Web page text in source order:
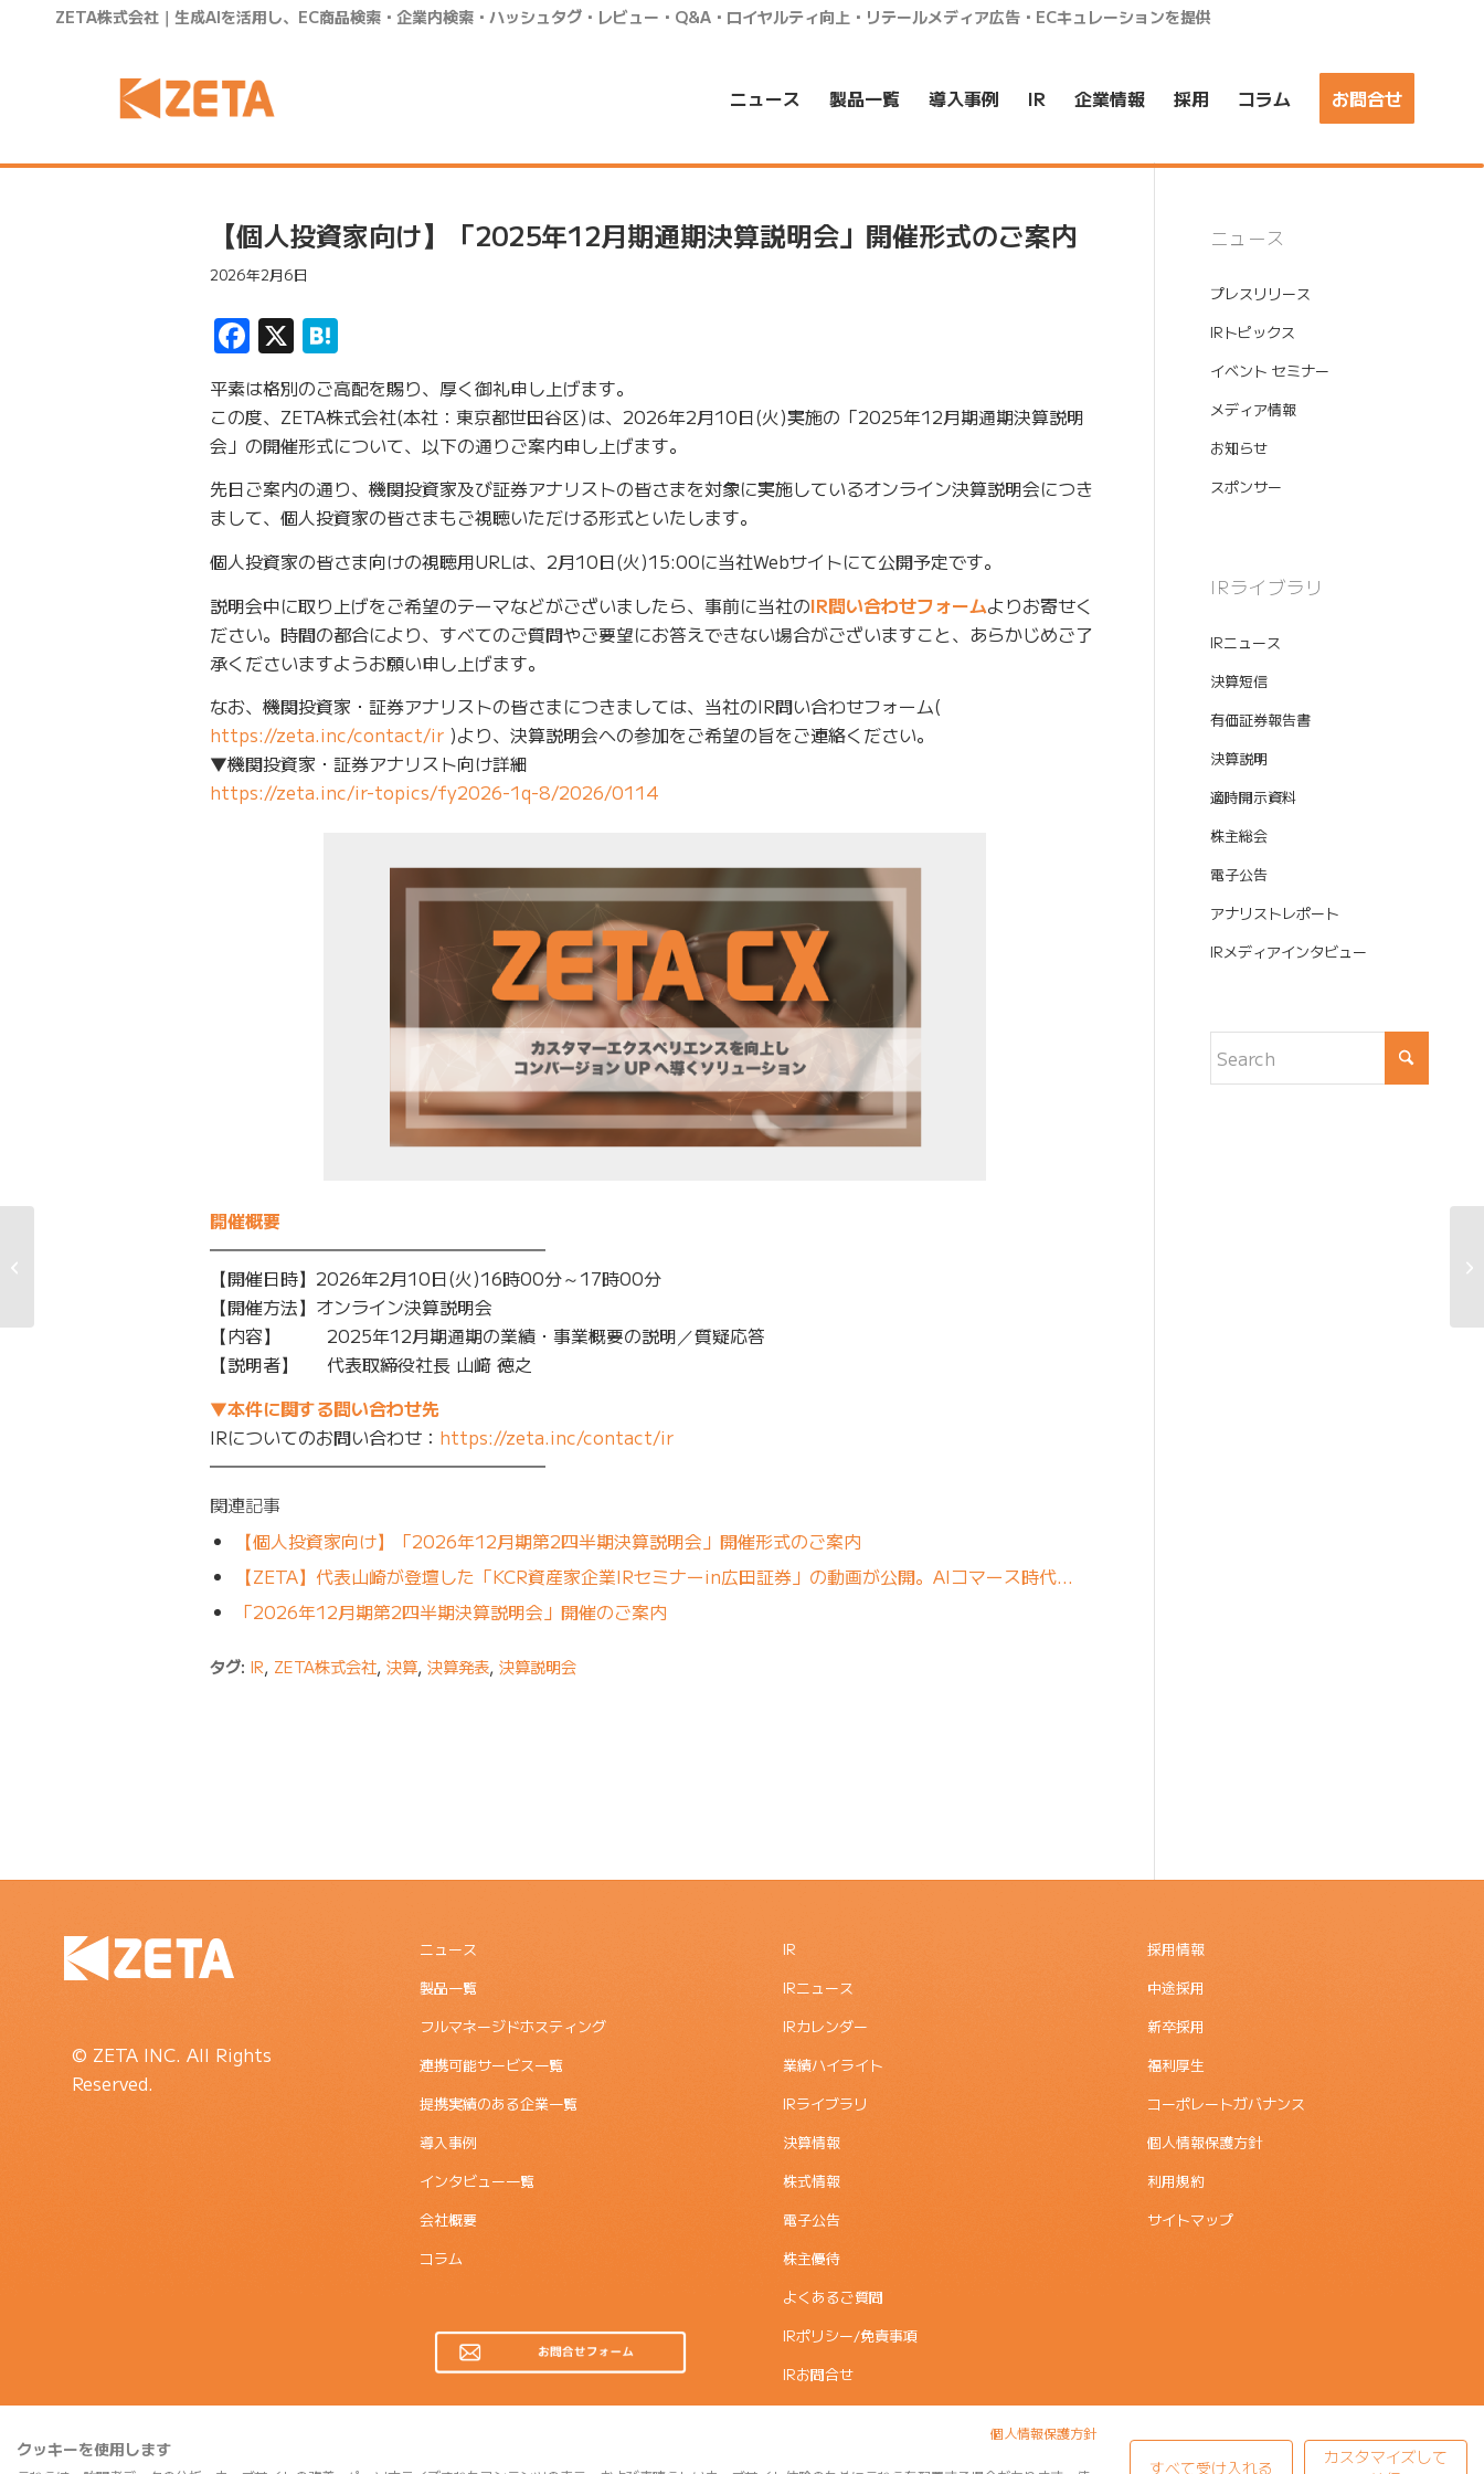
ZETA株式会社｜生成AIを活用し、EC商品検索・企業内検索・ハッシュタグ・レビュー・Q&A・ロイヤルティ向上・リテールメディア広告・ECキュレーションを提供
ニュース 製品一覧 導入事例 IR 企業情報 採用 コラム お問合せ
【個人投資家向け】「2025年12月期通期決算説明会」開催形式のご案内
2026年2月6日
Facebook
X
平素は格別のご高配を賜り、厚く御礼申し上げます。
この度、ZETA株式会社(本社：東京都世田谷区)は、2026年2月10日(火)実施の「2025年12月期通期決算説明
会」の開催形式について、以下の通りご案内申し上げます。
先日ご案内の通り、機関投資家及び証券アナリストの皆さまを対象に実施しているオンライン決算説明会につき
まして、個人投資家の皆さまもご視聴いただける形式といたします。
個人投資家の皆さま向けの視聴用URLは、2月10日(火)15:00に当社Webサイトにて公開予定です。
説明会中に取り上げをご希望のテーマなどがございましたら、事前に当社のIR問い合わせフォームよりお寄せく
ださい。時間の都合により、すべてのご質問やご要望にお答えできない場合がございますこと、あらかじめご了
承くださいますようお願い申し上げます。
なお、機関投資家・証券アナリストの皆さまにつきましては、当社のIR問い合わせフォーム(
https://zeta.inc/contact/ir )より、決算説明会への参加をご希望の旨をご連絡ください。
▼機関投資家・証券アナリスト向け詳細
https://zeta.inc/ir-topics/fy2026-1q-8/2026/0114
開催概要
━━━━━━━━━━━━━━━━━━━
【開催日時】2026年2月10日(火)16時00分～17時00分
【開催方法】オンライン決算説明会
【内容】 2025年12月期通期の業績・事業概要の説明／質疑応答
【説明者】 代表取締役社長 山﨑 徳之
▼本件に関する問い合わせ先
IRについてのお問い合わせ： https://zeta.inc/contact/ir
━━━━━━━━━━━━━━━━━━━
関連記事
【個人投資家向け】「2026年12月期第2四半期決算説明会」開催形式のご案内
【ZETA】代表山崎が登壇した「KCR資産家企業IRセミナーin広田証券」の動画が公開。AIコマース時代…
「2026年12月期第2四半期決算説明会」開催のご案内
タグ: IR, ZETA株式会社, 決算, 決算発表, 決算説明会
ニュース
プレスリリース
IRトピックス
イベント セミナー
メディア情報
お知らせ
スポンサー
IRライブラリ
IRニュース
決算短信
有価証券報告書
決算説明
適時開示資料
株主総会
電子公告
アナリストレポート
IRメディアインタビュー
© ZETA INC. All Rights
Reserved.
ニュース
製品一覧
フルマネージドホスティング
連携可能サービス一覧
提携実績のある企業一覧
導入事例
インタビュー一覧
会社概要
コラム
IR
IRニュース
IRカレンダー
業績ハイライト
IRライブラリ
決算情報
株式情報
電子公告
株主優待
よくあるご質問
IRポリシー/免責事項
IRお問合せ
採用情報
中途採用
新卒採用
福利厚生
コーポレートガバナンス
個人情報保護方針
利用規約
サイトマップ
個人情報保護方針
クッキーを使用します
すべて受け入れる
カスタマイズして